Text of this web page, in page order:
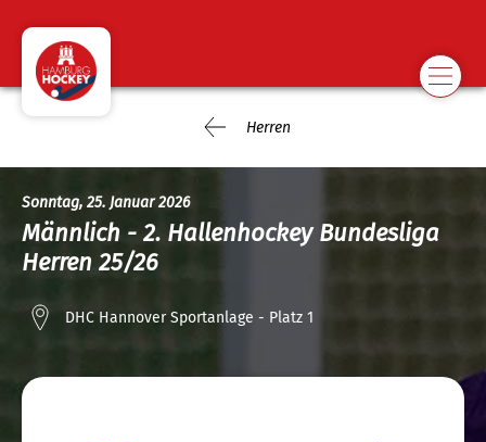
Herren
Sonntag, 25. Januar 2026
Männlich - 2. Hallenhockey Bundesliga
Herren 25/26
DHC Hannover Sportanlage - Platz 1